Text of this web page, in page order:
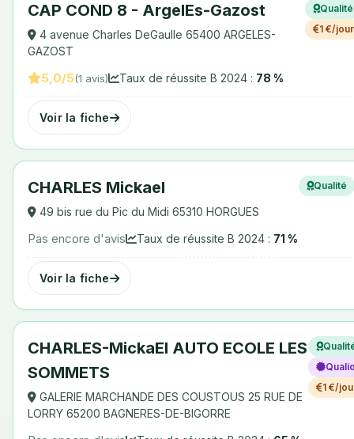
CAP COND 8 - ArgelEs-Gazost
4 avenue Charles DeGaulle 65400 ARGELES-
GAZOST
Qualité
1 €/jour
5,0/5(1 avis) Taux de réussite B 2024 : 78 %
Voir la fiche
CHARLES Mickael
49 bis rue du Pic du Midi 65310 HORGUES
Qualité
Pas encore d'avis Taux de réussite B 2024 : 71 %
Voir la fiche
CHARLES-MickaEl AUTO ECOLE LES
SOMMETS
GALERIE MARCHANDE DES COUSTOUS 25 RUE DE
LORRY 65200 BAGNERES-DE-BIGORRE
1 €/